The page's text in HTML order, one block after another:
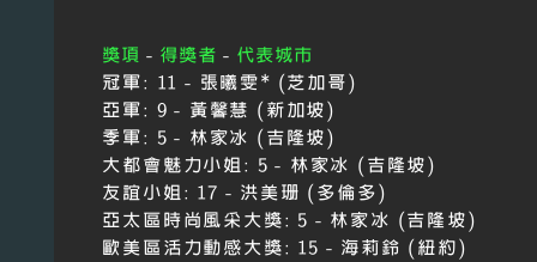
獎項 - 得獎者- 代表城市
冠軍: 11 - 張曦雯* (芝加哥)
亞軍: 9 - 黃馨慧 (新加坡)
季軍: 5 - 林家冰 (吉隆坡)
大都會魅力小姐: 5 - 林家冰 (吉隆坡)
友誼小姐: 17 - 洪美珊 (多倫多)
亞太區時尚風采大獎: 5 - 林家冰 (吉隆坡)
歐美區活力動感大獎: 15 - 海莉鈴 (紐約)